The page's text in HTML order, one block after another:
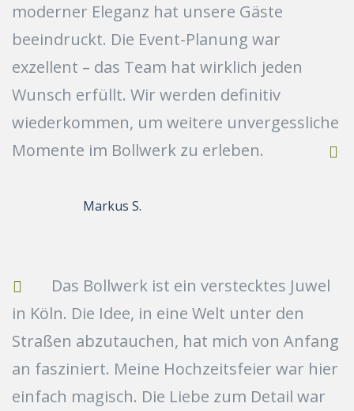
moderner Eleganz hat unsere Gäste
beeindruckt. Die Event-Planung war
exzellent – das Team hat wirklich jeden
Wunsch erfüllt. Wir werden definitiv
wiederkommen, um weitere unvergessliche
Momente im Bollwerk zu erleben.
Markus S.
Das Bollwerk ist ein verstecktes Juwel
in Köln. Die Idee, in eine Welt unter den
Straßen abzutauchen, hat mich von Anfang
an fasziniert. Meine Hochzeitsfeier war hier
einfach magisch. Die Liebe zum Detail war